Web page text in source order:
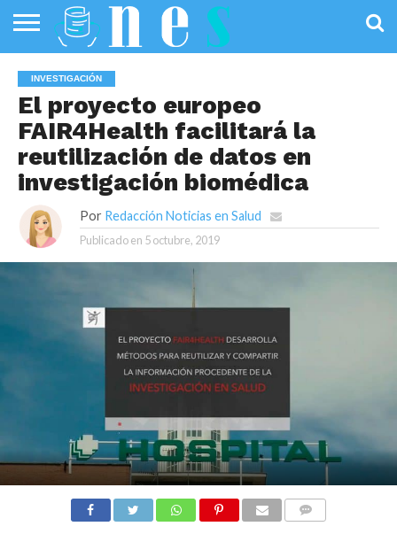
PÚBLICA
SANIDAD
INVESTIGACIÓN
ENTREVISTAS
PROFESIONALES
DE LA SALUD
INFOGRAFÍAS
DE SALUD
OPINIÓN
INVESTIGACIÓN
El proyecto europeo
FAIR4Health facilitará la
reutilización de datos en
investigación biomédica
Por Redacción Noticias en Salud
Publicado en 5 octubre, 2019